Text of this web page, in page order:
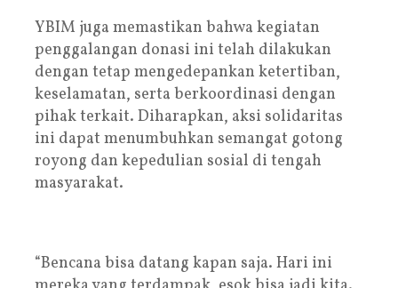
YBIM juga memastikan bahwa kegiatan
penggalangan donasi ini telah dilakukan
dengan tetap mengedepankan ketertiban,
keselamatan, serta berkoordinasi dengan
pihak terkait. Diharapkan, aksi solidaritas
ini dapat menumbuhkan semangat gotong
royong dan kepedulian sosial di tengah
masyarakat.
“Bencana bisa datang kapan saja. Hari ini